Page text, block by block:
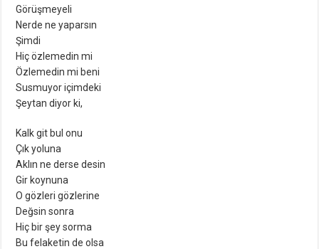
Görüşmeyeli
Nerde ne yaparsın
Şimdi
Hiç özlemedin mi
Özlemedin mi beni
Susmuyor içimdeki
Şeytan diyor ki,
Kalk git bul onu
Çık yoluna
Aklın ne derse desin
Gir koynuna
O gözleri gözlerine
Değsin sonra
Hiç bir şey sorma
Bu felaketin de olsa